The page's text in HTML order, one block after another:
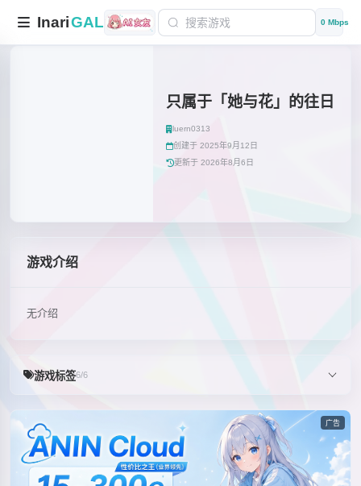
InariGAL 0 Mbps
只属于「她与花」的往日
luern0313
创建于 2025年9月12日
更新于 2026年8月6日
游戏介绍
无介绍
游戏标签6/6
广告